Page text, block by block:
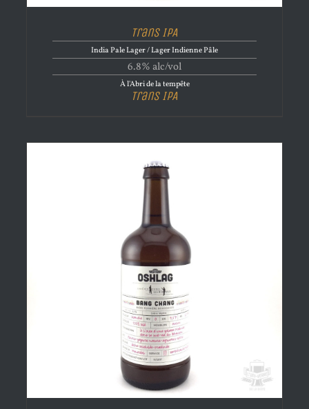
Trans IPA
India Pale Lager / Lager Indienne Pâle
6.8% alc/vol
À l'Abri de la tempête
Trans IPA